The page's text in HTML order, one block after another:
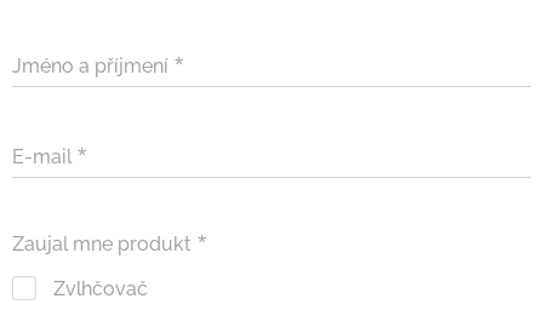
Jméno a příjmení
E-mail
Zaujal mne produkt
Zvlhčovač